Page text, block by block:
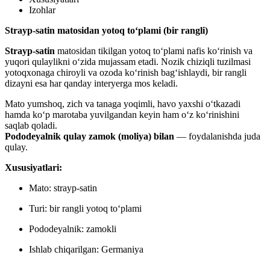
Izohlar
Strayp-satin matosidan yotoq to‘plami (bir rangli)
Strayp-satin matosidan tikilgan yotoq to‘plami nafis ko‘rinish va
yuqori qulaylikni o‘zida mujassam etadi. Nozik chiziqli tuzilmasi
yotoqxonaga chiroyli va ozoda ko‘rinish bag‘ishlaydi, bir rangli
dizayni esa har qanday interyerga mos keladi.
Mato yumshoq, zich va tanaga yoqimli, havo yaxshi o‘tkazadi
hamda ko‘p marotaba yuvilgandan keyin ham o‘z ko‘rinishini
saqlab qoladi.
Pododeyalnik qulay zamok (moliya) bilan — foydalanishda juda
qulay.
Xususiyatlari:
Mato: strayp-satin
Turi: bir rangli yotoq to‘plami
Pododeyalnik: zamokli
Ishlab chiqarilgan: Germaniya